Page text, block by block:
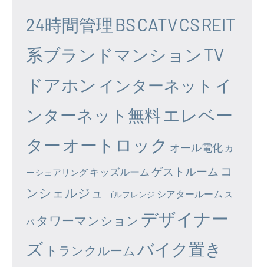
24時間管理 BSCATVCSREIT
系ブランドマンション TV
ドアホン インターネット イ
ンターネット無料エレベー
ター オートロック オール電化 カ
ーシェアリング キッズルーム ゲストルーム コ
ンシェルジュ
ゴルフレンジ シアタールーム ス
パ タワーマンション デザイナー
ズ トランクルーム バイク置き